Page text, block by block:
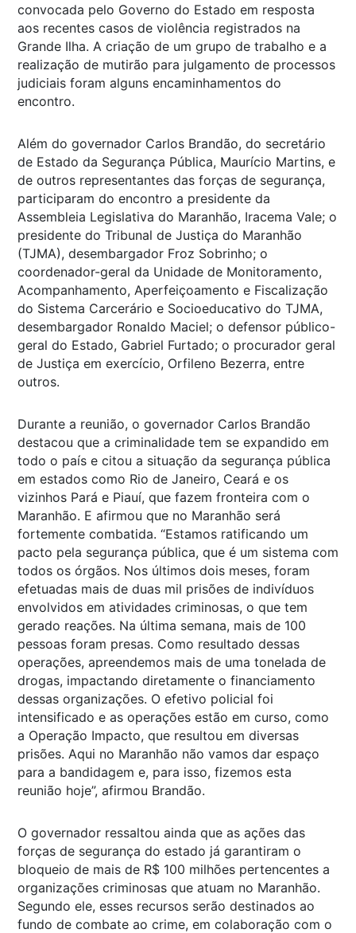
convocada pelo Governo do Estado em resposta
aos recentes casos de violência registrados na
Grande Ilha. A criação de um grupo de trabalho e a
realização de mutirão para julgamento de processos
judiciais foram alguns encaminhamentos do
encontro.
Além do governador Carlos Brandão, do secretário
de Estado da Segurança Pública, Maurício Martins, e
de outros representantes das forças de segurança,
participaram do encontro a presidente da
Assembleia Legislativa do Maranhão, Iracema Vale; o
presidente do Tribunal de Justiça do Maranhão
(TJMA), desembargador Froz Sobrinho; o
coordenador-geral da Unidade de Monitoramento,
Acompanhamento, Aperfeiçoamento e Fiscalização
do Sistema Carcerário e Socioeducativo do TJMA,
desembargador Ronaldo Maciel; o defensor público-
geral do Estado, Gabriel Furtado; o procurador geral
de Justiça em exercício, Orfileno Bezerra, entre
outros.
Durante a reunião, o governador Carlos Brandão
destacou que a criminalidade tem se expandido em
todo o país e citou a situação da segurança pública
em estados como Rio de Janeiro, Ceará e os
vizinhos Pará e Piauí, que fazem fronteira com o
Maranhão. E afirmou que no Maranhão será
fortemente combatida. “Estamos ratificando um
pacto pela segurança pública, que é um sistema com
todos os órgãos. Nos últimos dois meses, foram
efetuadas mais de duas mil prisões de indivíduos
envolvidos em atividades criminosas, o que tem
gerado reações. Na última semana, mais de 100
pessoas foram presas. Como resultado dessas
operações, apreendemos mais de uma tonelada de
drogas, impactando diretamente o financiamento
dessas organizações. O efetivo policial foi
intensificado e as operações estão em curso, como
a Operação Impacto, que resultou em diversas
prisões. Aqui no Maranhão não vamos dar espaço
para a bandidagem e, para isso, fizemos esta
reunião hoje”, afirmou Brandão.
O governador ressaltou ainda que as ações das
forças de segurança do estado já garantiram o
bloqueio de mais de R$ 100 milhões pertencentes a
organizações criminosas que atuam no Maranhão.
Segundo ele, esses recursos serão destinados ao
fundo de combate ao crime, em colaboração com o